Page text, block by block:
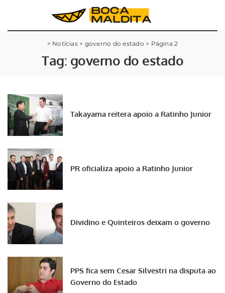
> Notícias> governo do estado > Página 2
Tag: governo do estado
Takayama reitera apoio a Ratinho Junior
PR oficializa apoio a Ratinho Junior
Dividino e Quinteiros deixam o governo
PPS fica sem Cesar Silvestri na disputa ao
Governo do Estado